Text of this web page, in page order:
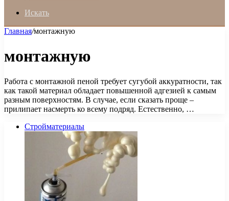
Искать
Главная/монтажную
монтажную
Работа с монтажной пеной требует сугубой аккуратности, так
как такой материал обладает повышенной адгезией к самым
разным поверхностям. В случае, если сказать проще –
прилипает насмерть ко всему подряд. Естественно, …
Стройматериалы